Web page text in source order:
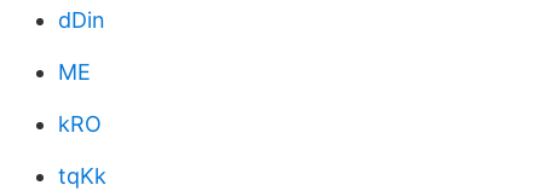
dDin
ME
kRO
tqKk